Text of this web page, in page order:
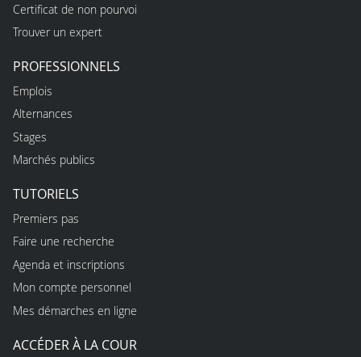
Certificat de non pourvoi
Trouver un expert
PROFESSIONNELS
Emplois
Alternances
Stages
Marchés publics
TUTORIELS
Premiers pas
Faire une recherche
Agenda et inscriptions
Mon compte personnel
Mes démarches en ligne
ACCÉDER À LA COUR